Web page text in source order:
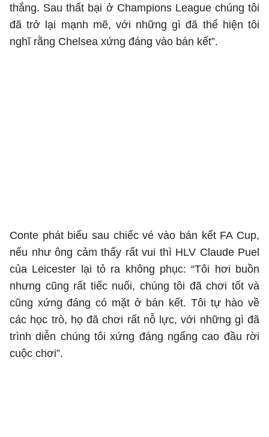
thắng. Sau thất bại ở Champions League chúng tôi
đã trở lại mạnh mẽ, với những gì đã thể hiện tôi
nghĩ rằng Chelsea xứng đáng vào bán kết”.
Conte phát biểu sau chiếc vé vào bán kết FA Cup,
nếu như ông cảm thấy rất vui thì HLV Claude Puel
của Leicester lại tỏ ra không phục: “Tôi hơi buồn
nhưng cũng rất tiếc nuối, chúng tôi đã chơi tốt và
cũng xứng đáng có mặt ở bán kết. Tôi tự hào về
các học trò, họ đã chơi rất nỗ lực, với những gì đã
trình diễn chúng tôi xứng đáng ngẩng cao đầu rời
cuộc chơi”.